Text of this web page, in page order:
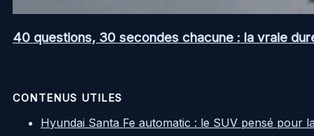
40 questions, 30 secondes chacune : la vraie
CONTENUS UTILES
Hyundai Santa Fe automatic : le SUV pensé pour